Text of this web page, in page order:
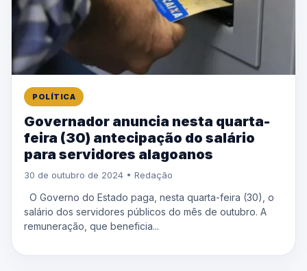
POLÍTICA
Governador anuncia nesta quarta-
feira (30) antecipação do salário
para servidores alagoanos
30 de outubro de 2024 • Redação
O Governo do Estado paga, nesta quarta-feira (30), o
salário dos servidores públicos do mês de outubro. A
remuneração, que beneficia...